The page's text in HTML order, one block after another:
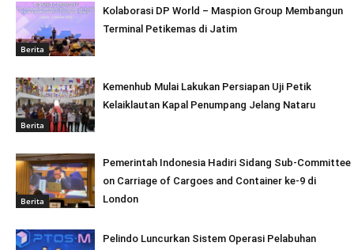
Berita
Kolaborasi DP World – Maspion Group Membangun
Terminal Petikemas di Jatim
Berita
Kemenhub Mulai Lakukan Persiapan Uji Petik
Kelaiklautan Kapal Penumpang Jelang Nataru
Berita
Pemerintah Indonesia Hadiri Sidang Sub-Committee
on Carriage of Cargoes and Container ke-9 di
London
Pelindo Luncurkan Sistem Operasi Pelabuhan